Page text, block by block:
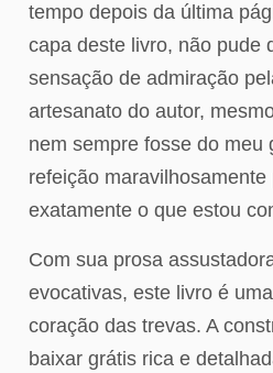
tempo depois da última
capa deste livro, não pude
sensação de admiração
artesanato do autor,
nem sempre fosse do meu
refeição
exatamente o que estou
Com sua prosa
evocativas, este livro é
coração das trevas. A
baixar grátis rica e